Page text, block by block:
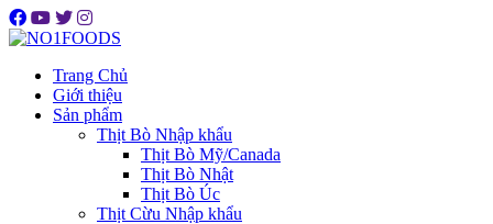
Trang Chủ
Giới thiệu
Sản phẩm
Thịt Bò Nhập khẩu
Thịt Bò Mỹ/Canada
Thịt Bò Nhật
Thịt Bò Úc
Thịt Cừu Nhập khẩu